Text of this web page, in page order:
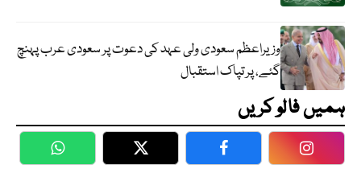
وزیراعظم سعودی ولی عہد کی دعوت پر سعودی عرب پہنچ
گئے، پر تپاک استقبال
ہمیں فالو کریں
WhatsApp Twitter Facebook